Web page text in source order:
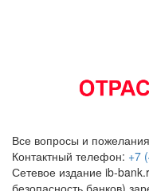
Все вопросы и
Контактный телефон: +7
Сетевое издание ib-
безопасность банков)